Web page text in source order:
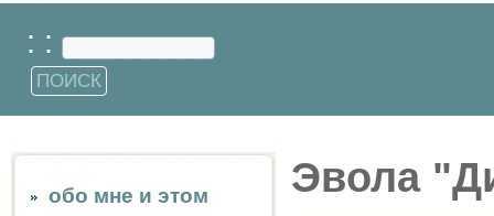
: :
обо мне и этом
Эвола